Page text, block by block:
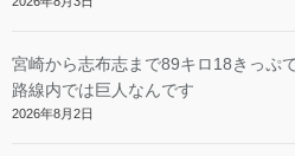
宮崎から志布志まで89キロ18きっぷ
路線内では巨人なんです
2026年8月2日